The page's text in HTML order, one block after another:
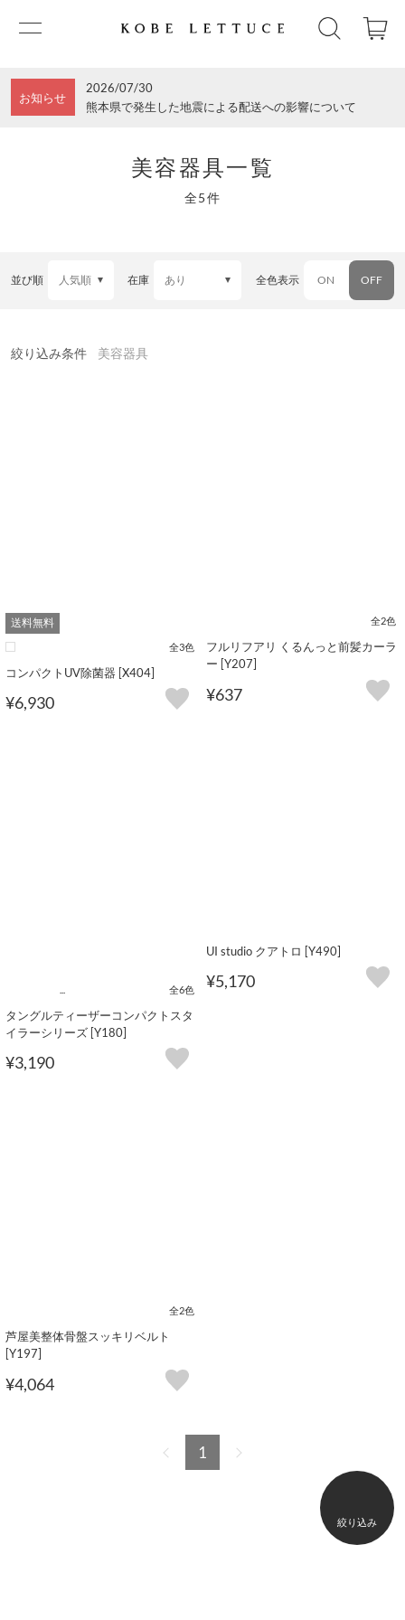
お知らせ
2026/07/30
熊本県で発生した地震による配送への影響について
美容器具一覧
全5件
並び順 在庫 全色表示 ON OFF
絞り込み条件 美容器具
送料無料
全3色
コンパクトUV除菌器 [X404]
¥6,930
全2色
フルリフアリ くるんっと前髪カーラ
ー [Y207]
¥637
全6色
タングルティーザーコンパクトスタ
イラーシリーズ [Y180]
¥3,190
UI studio クアトロ [Y490]
¥5,170
全2色
芦屋美整体骨盤スッキリベルト
[Y197]
¥4,064
1
絞り込み